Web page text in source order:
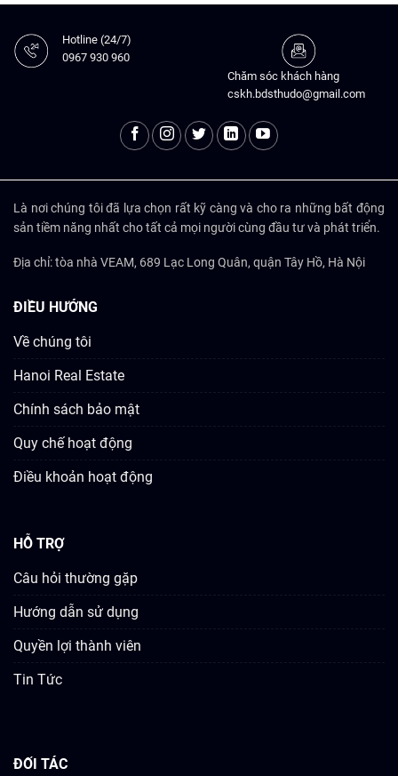
Hotline (24/7)
0967 930 960
Chăm sóc khách hàng
cskh.bdsthudo@gmail.com
Là nơi chúng tôi đã lựa chọn rất kỹ càng và cho ra những bất động
sản tiềm năng nhất cho tất cả mọi người cùng đầu tư và phát triển.
Địa chỉ: tòa nhà VEAM, 689 Lạc Long Quân, quận Tây Hồ, Hà Nội
ĐIỀU HƯỚNG
Về chúng tôi
Hanoi Real Estate
Chính sách bảo mật
Quy chế hoạt động
Điều khoản hoạt động
HỖ TRỢ
Câu hỏi thường gặp
Hướng dẫn sử dụng
Quyền lợi thành viên
Tin Tức
ĐỐI TÁC